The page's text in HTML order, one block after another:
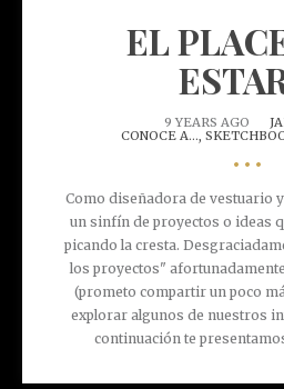
EL
9 YEARS AGO
CONOCE A...,
•••
Como diseñadora de vestuario
un sinfín de proyectos o ideas
picando la cresta.
los proyectos"
(prometo compartir un poco
explorar algunos de nuestros
continuación te